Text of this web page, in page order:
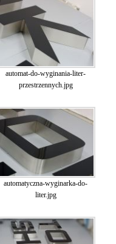
automat-do-wyginania-liter-
przestrzennych.jpg
automatyczna-wyginarka-do-
liter.jpg